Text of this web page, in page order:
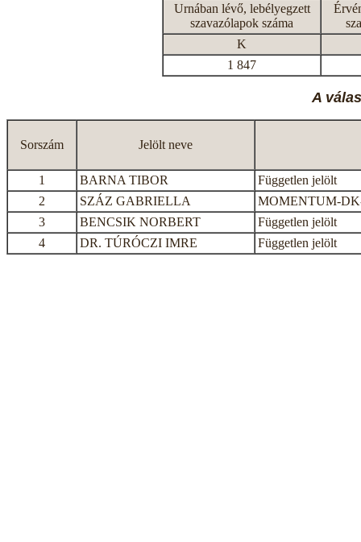
Urnában lévő, lebélyegzett
szavazólapok száma
K
1 847
A
Sorszám Jelölt neve
1 BARNA TIBOR
Független jelölt
2
SZÁZ GABRIELLA
MOMENTUM-
3
BENCSIK NORBERT
Független jelölt
4
DR. TÚRÓCZI IMRE Független jelölt